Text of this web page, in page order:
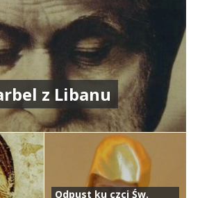
z Libanu
Odpust ku czci Św.